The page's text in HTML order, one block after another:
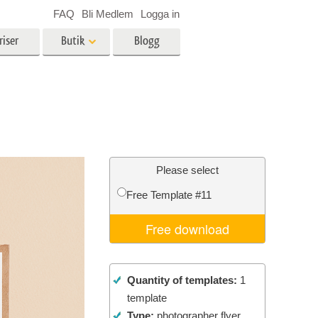
Foto restaurering
Butik Blogg
FAQ Bli Medlem Logga in
Please select
Free Template #11
Free download
Quantity of templates: 1
template
Type: photographer flyer